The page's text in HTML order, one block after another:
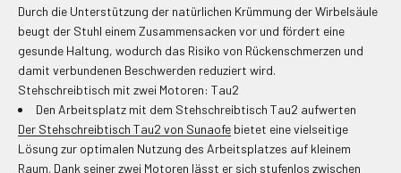
Durch die Unterstützung der natürlichen Krümmung der Wirbelsäule
beugt der Stuhl einem Zusammensacken vor und fördert eine
gesunde Haltung, wodurch das Risiko von Rückenschmerzen und
damit verbundenen Beschwerden reduziert wird.
Stehschreibtisch mit zwei Motoren: Tau2
Den Arbeitsplatz mit dem Stehschreibtisch Tau2 aufwerten
Der Stehschreibtisch Tau2 von Sunaofe bietet eine vielseitige
Lösung zur optimalen Nutzung des Arbeitsplatzes auf kleinem
Raum. Dank seiner zwei Motoren lässt er sich stufenlos zwischen